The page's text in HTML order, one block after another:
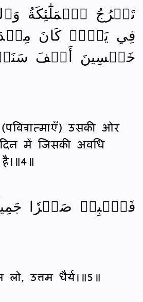
تَعۡرُجُ ٱلۡمَلَٰٓئِكَةُ
فِي يَوۡمٖ كَانَ
خَمۡسِينَ أَلۡفَ سَنَةٖ
उसकी ओर
में जिसकी अवधि
فَٱصۡبِرۡ صَبۡرٗا جَمِيلًا
उत्तम धैर्य।॥5॥